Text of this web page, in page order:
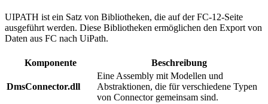
UIPATH ist ein Satz von Bibliotheken, die auf der FC-12-Seite
ausgeführt werden. Diese Bibliotheken ermöglichen den Export von
Daten aus FC nach UiPath.
Komponente Beschreibung
DmsConnector.dll
Eine Assembly mit Modellen und
Abstraktionen, die für verschiedene Typen
von Connector gemeinsam sind.